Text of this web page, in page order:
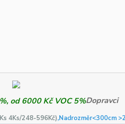
Dopravci
4Ks/248-596Kč),Nadrozměr<300cm